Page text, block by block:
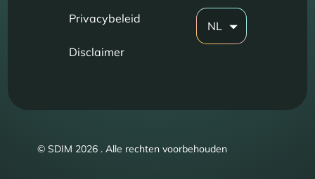
Privacybeleid
Disclaimer
NL
© SDIM 2026 . Alle rechten voorbehouden